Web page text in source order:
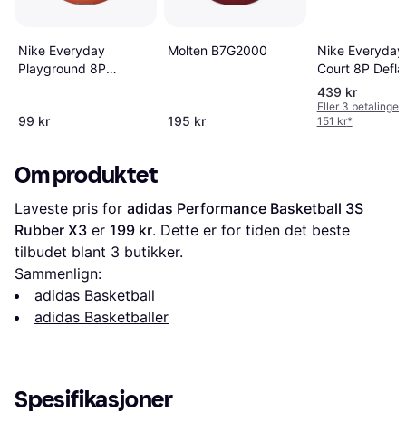
Nike Everyday
Playground 8P
99 kr
Molten B7G2000
195 kr
Nike Everyday
Court 8P
439 kr
Eller 3 betalinger
151 kr*
Om produktet
Laveste pris for adidas Performance Basketball 3S
Rubber X3 er 199 kr. Dette er for tiden det beste
tilbudet blant 3 butikker.
Sammenlign:
adidas Basketball
adidas Basketballer
Spesifikasjoner